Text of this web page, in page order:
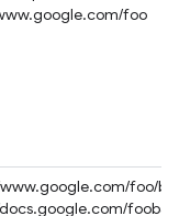
foo
foo/
foobar